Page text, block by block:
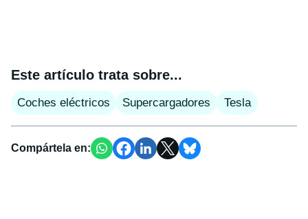
Este artículo trata sobre...
Coches eléctricos Supercargadores Tesla
Compártela en: